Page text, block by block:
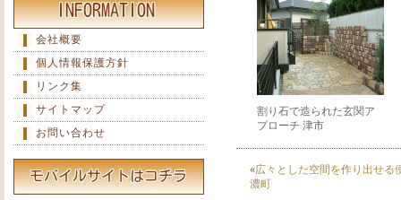
割り石で造られた玄関ア
プローチ 津市
«広々とした空間を作り出せる
濃町
会社概要
個人情報保護方針
リンク集
サイトマップ
お問い合わせ